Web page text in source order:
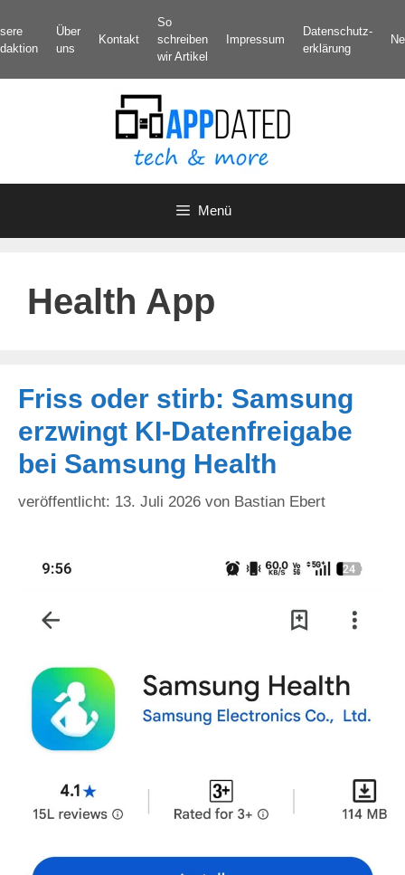
Inhalt
springen
Über
uns
Kontakt
So
schreiben
wir Artikel
Impressum
Datenschutz­
erklärung
Menü
Health App
Friss oder stirb: Samsung
erzwingt KI-Datenfreigabe
bei Samsung Health
13. Juli 2026 von Bastian Ebert